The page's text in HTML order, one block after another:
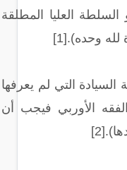
العليا المطلقة
وحده).[1]
التي لم يعرفها
الأوربي فيجب أن